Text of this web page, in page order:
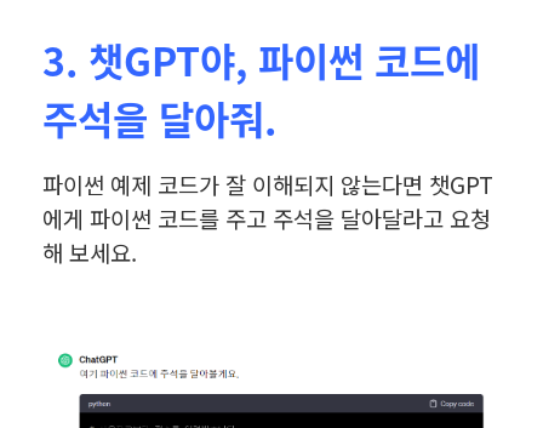
3. 챗GPT야, 파이썬 코드에
주석을 달아줘.
파이썬 예제 코드가 잘 이해되지 않는다면 챗GPT
에게 파이썬 코드를 주고 주석을 달아달라고 요청
해 보세요.